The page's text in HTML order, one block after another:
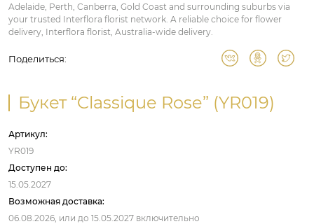
Adelaide, Perth, Canberra, Gold Coast and surrounding suburbs via
your trusted Interflora florist network. A reliable choice for flower
delivery, Interflora florist, Australia-wide delivery.
Поделиться:
Букет “Classique Rose” (YR019)
Артикул:
YR019
Доступен до:
15.05.2027
Возможная доставка:
06.08.2026, или до 15.05.2027 включительно